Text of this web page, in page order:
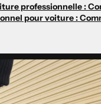
professionnelle :
pour voiture :